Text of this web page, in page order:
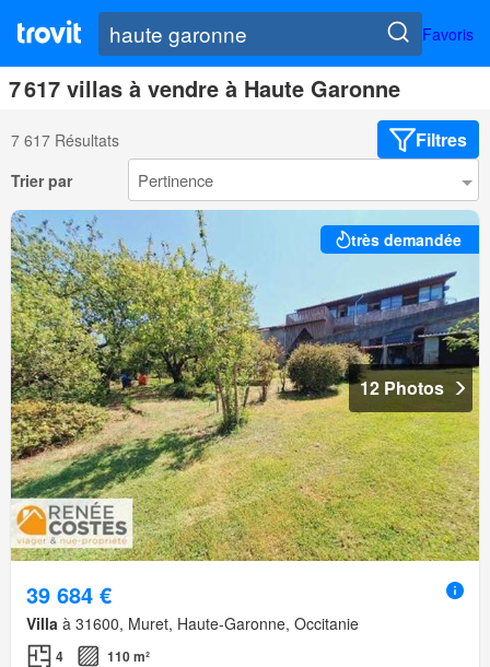
Favoris
7 617 villas à vendre à Haute Garonne
7 617 Résultats Filtres
Trier par
très demandée
12 Photos
39 684 €
Villa à 31600, Muret, Haute-Garonne, Occitanie
4 110 m²